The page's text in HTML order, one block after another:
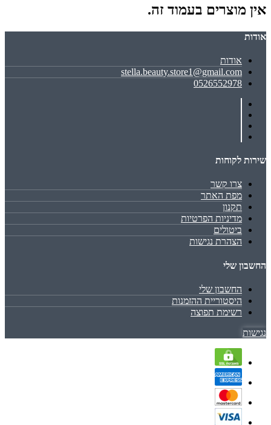
אין מוצרים בעמוד זה.
אודות
אודות
stella.beauty.store1@gmail.com
0526552978
שירות לקוחות
צרו קשר
מפת האתר
תקנון
מדיניות הפרטיות
ביטולים
הצהרת נגישות
החשבון שלי
החשבון שלי
היסטוריית ההזמנות
רשימת תפוצה
נגישות